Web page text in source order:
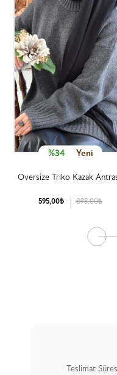
%34 Yeni
Oversize Triko Kazak
595,00₺ 895.00₺
Teslimat